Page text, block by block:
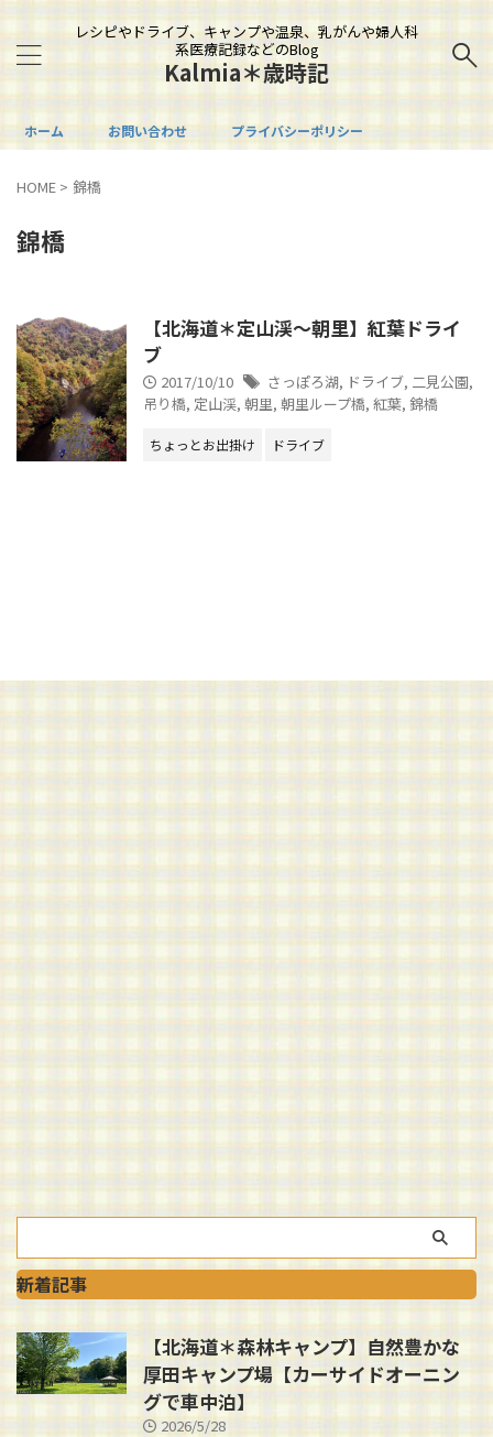
レシピやドライブ、キャンプや温泉、乳がんや婦人科
系医療記録などのBlog
Kalmia＊歳時記
ホーム お問い合わせ プライバシーポリシー
HOME > 錦橋
錦橋
【北海道＊定山渓～朝里】紅葉ドライ
ブ
2017/10/10 さっぽろ湖, ドライブ, 二見公園,
吊り橋, 定山渓, 朝里, 朝里ループ橋, 紅葉, 錦橋
ちょっとお出掛け ドライブ
新着記事
【北海道＊森林キャンプ】自然豊かな
厚田キャンプ場【カーサイドオーニン
グで車中泊】
2026/5/28